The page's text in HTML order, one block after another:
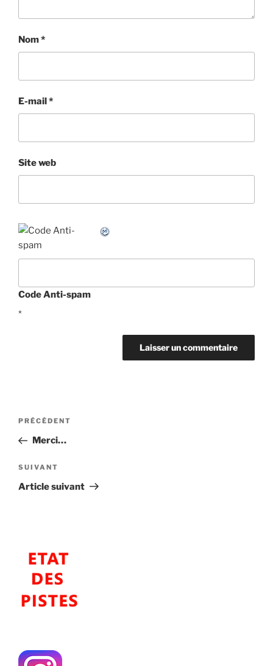
Nom*
E-mail*
Site web
Code Anti-spam
*
Navigation
l’article
Article
précédent
PRÉCÉDENT
Merci…
Article
suivant
SUIVANT
Article suivant